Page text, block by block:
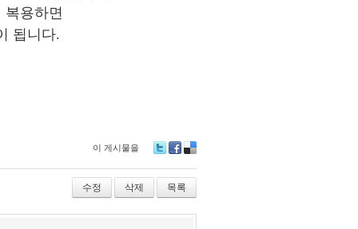
복용하면
됩니다.
이 게시물을
bo
ok
ou
s
수정 삭제 목록